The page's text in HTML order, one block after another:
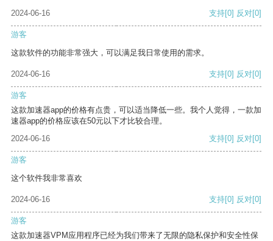
2024-06-16 支持[0] 反对[0]
游客
这款软件的功能非常强大，可以满足我日常使用的需求。
2024-06-16 支持[0] 反对[0]
游客
这款加速器app的价格有点贵，可以适当降低一些。我个人觉得，一款加
速器app的价格应该在50元以下才比较合理。
2024-06-16
支持[0] 反对[0]
游客
这个软件我非常喜欢
2024-06-16 支持[0] 反对[0]
游客
这款加速器VPM应用程序已经为我们带来了无限的隐私保护和安全性保